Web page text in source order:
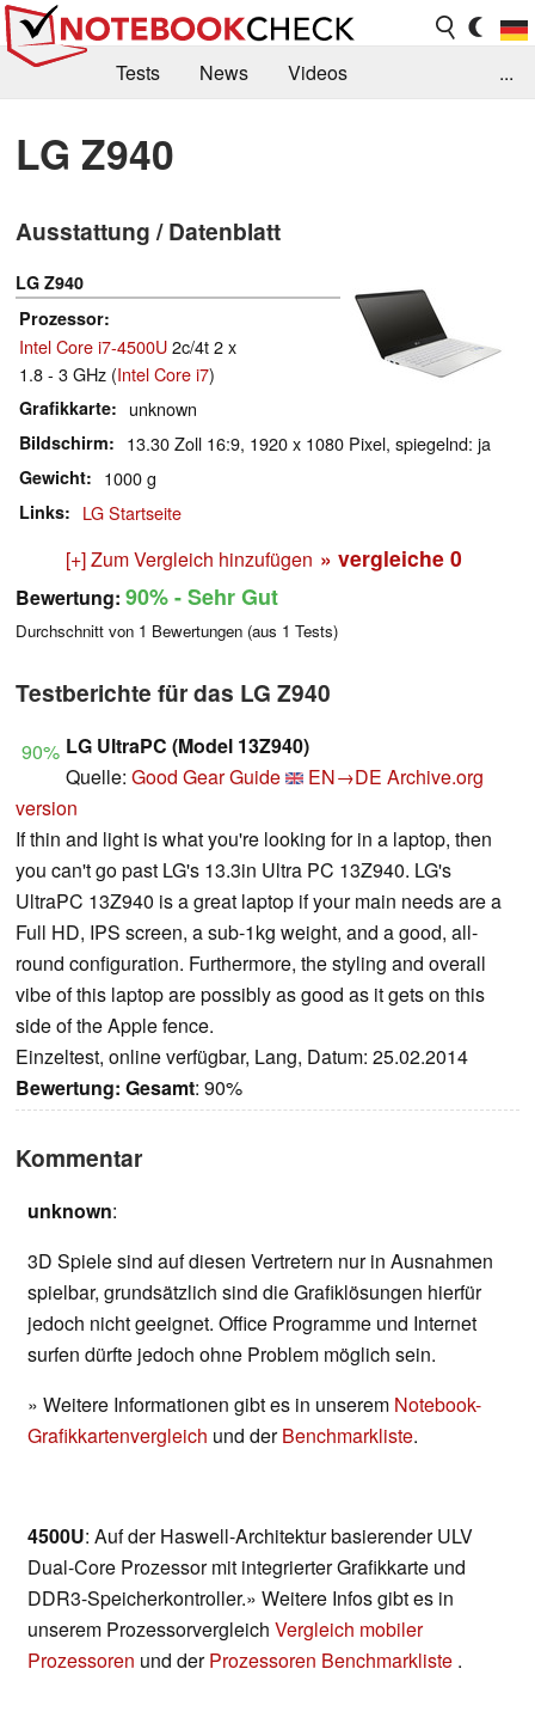
Tests News
Videos
Kaufberatung
Forum
...
LG Z940
Ausstattung / Datenblatt
LG Z940
Prozessor
Intel Core i7-4500U2c/4t 2 x
1.8 - 3 GHz (Intel Core i7)
Grafikkarte unknown
Bildschirm 13.30 Zoll 16:9, 1920 x 1080 Pixel, spiegelnd: ja
Gewicht 1000 g
Links LG Startseite
[+] Zum Vergleich hinzufügen » vergleiche 0
Bewertung: 90%- Sehr Gut
Durchschnitt von 1 Bewertungen (aus 1 Tests)
Testberichte für das LG Z940
90% LG UltraPC (Model 13Z940)
Quelle: Good Gear Guide EN→DE Archive.org
version
If thin and light is what you're looking for in a laptop, then
you can't go past LG's 13.3in Ultra PC 13Z940. LG's
UltraPC 13Z940 is a great laptop if your main needs are a
Full HD, IPS screen, a sub-1kg weight, and a good, all-
round configuration. Furthermore, the styling and overall
vibe of this laptop are possibly as good as it gets on this
side of the Apple fence.
Einzeltest, online verfügbar, Lang, Datum: 25.02.2014
Bewertung: Gesamt: 90%
Kommentar
unknown:
3D Spiele sind auf diesen Vertretern nur in Ausnahmen
spielbar, grundsätzlich sind die Grafiklösungen hierfür
jedoch nicht geeignet. Office Programme und Internet
surfen dürfte jedoch ohne Problem möglich sein.
» Weitere Informationen gibt es in unserem Notebook-
Grafikkartenvergleich und derBenchmarkliste.
4500U: Auf der Haswell-Architektur basierender ULV
Dual-Core Prozessor mit integrierter Grafikkarte und
DDR3-Speicherkontroller.» Weitere Infos gibt es in
unserem Prozessorvergleich Vergleich mobiler
Prozessoren und derProzessoren Benchmarkliste .